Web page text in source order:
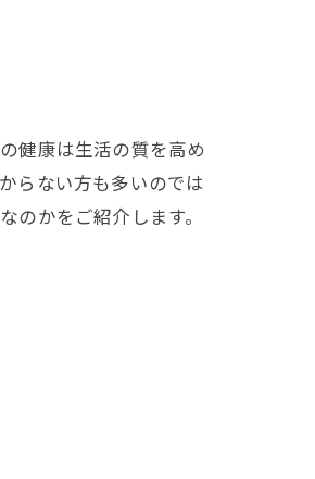
健康は生活の質を高め
らない方も多いのでは
かをご紹介します。